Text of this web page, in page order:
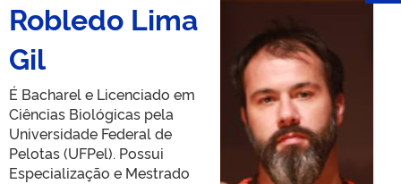
OUVIDORIA
PORTARIAS
Robledo Lima
Gil
É Bacharel e Licenciado em
Ciências Biológicas pela
Universidade Federal de
Pelotas (UFPel). Possui
Especialização e Mestrado